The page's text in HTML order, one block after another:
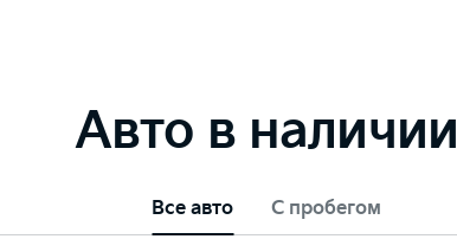
Авто в наличии
Все авто С пробегом